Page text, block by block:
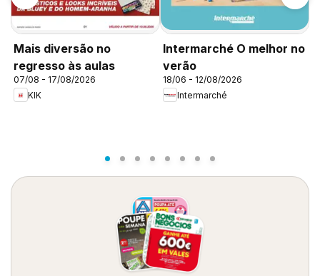
Mais diversão no
regresso às aulas
07/08 - 17/08/2026
KIK
Intermarché O melhor no
verão
18/06 - 12/08/2026
Intermarché